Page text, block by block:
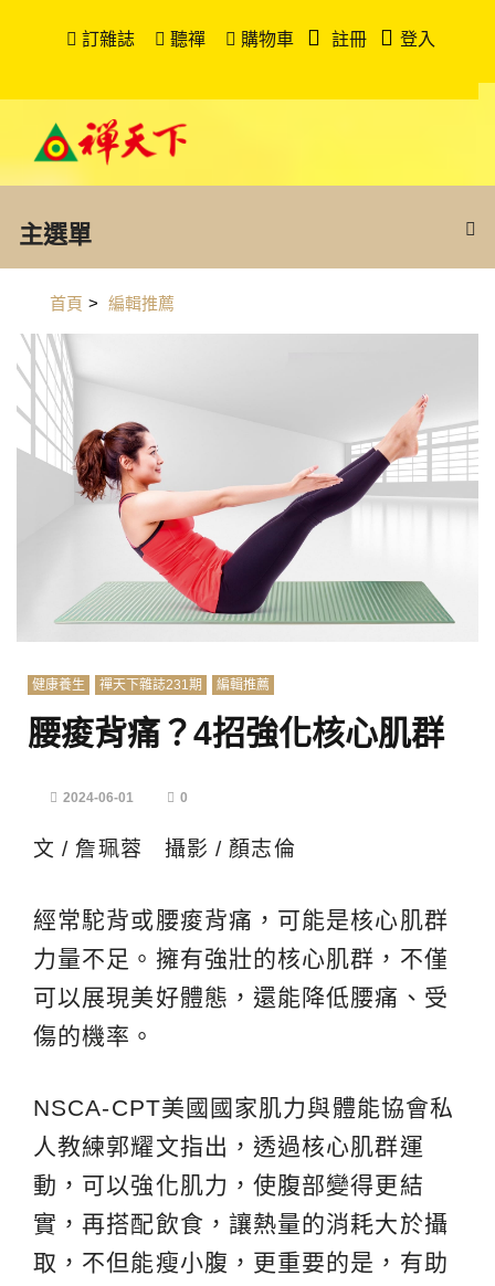
訂雜誌 聽禪 購物車 註冊 登入
主選單
首頁 > 編輯推薦
健康養生 禪天下雜誌231期 編輯推薦
腰痠背痛？4招強化核心肌群
2024-06-01 0
文 / 詹珮蓉 攝影 / 顏志倫
經常駝背或腰痠背痛，可能是核心肌群
力量不足。擁有強壯的核心肌群，不僅
可以展現美好體態，還能降低腰痛、受
傷的機率。
NSCA-CPT美國國家肌力與體能協會私
人教練郭耀文指出，透過核心肌群運
動，可以強化肌力，使腹部變得更結
實，再搭配飲食，讓熱量的消耗大於攝
取，不但能瘦小腹，更重要的是，有助